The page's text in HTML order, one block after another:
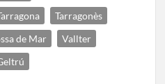
Tarragonès
de Mar
Vallter